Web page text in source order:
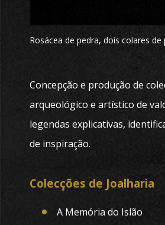
Rosácea de pedra, dois colares
Concepção e produção de
arqueológico e artístico de
legendas explicativas,
de inspiração.
Colecções de Joalharia
A Memória do Islão